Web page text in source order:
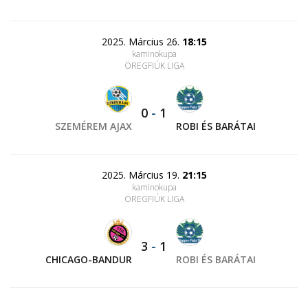
2025. Március 26. 18:15
kaminokupa
ÖREGFIÚK LIGA
SZEMÉREM AJAX
0 - 1
ROBI ÉS BARÁTAI
2025. Március 19. 21:15
kaminokupa
ÖREGFIÚK LIGA
CHICAGO-BANDUR
3 - 1
ROBI ÉS BARÁTAI